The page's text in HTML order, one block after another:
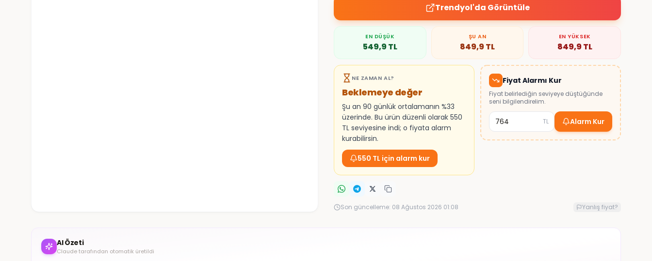
Trendyol'da Görüntüle
EN DÜŞÜK
549,9TL
ŞU AN
849,9TL
EN YÜKSEK
849,9TL
NE ZAMAN AL?
Beklemeye değer
Şu an 90 günlük ortalamanın %33
üzerinde. Bu ürün düzenli olarak 550
TL seviyesine indi; o fiyata alarm
kurabilirsin.
550 TL için alarm kur
Fiyat Alarmı Kur
Fiyat belirlediğin seviyeye düştüğünde
seni bilgilendirelim.
TL Alarm Kur
Son güncelleme: 08 Ağustos 2026 01:08 Yanlış fiyat?
AI Özeti
Claude tarafından otomatik üretildi